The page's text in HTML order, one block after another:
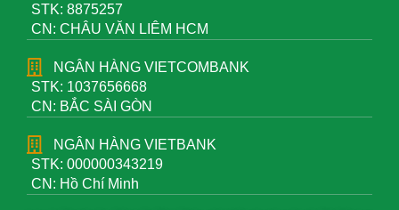
STK: 8875257
CN: CHÂU VĂN LIÊM HCM
NGÂN HÀNG VIETCOMBANK
STK: 1037656668
CN: BẮC SÀI GÒN
NGÂN HÀNG VIETBANK
STK: 000000343219
CN: Hồ Chí Minh